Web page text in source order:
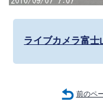
ライブカメラ富士
前のペ